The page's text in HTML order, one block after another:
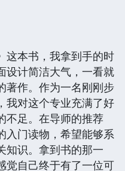
这本书，我拿到手的时
设计简洁大气，一看就
著作。作为一名刚刚步
我对这个专业充满了好
不足。在导师的推荐
入门读物，希望能够系
知识。拿到书的那一
觉自己终于有了一位可